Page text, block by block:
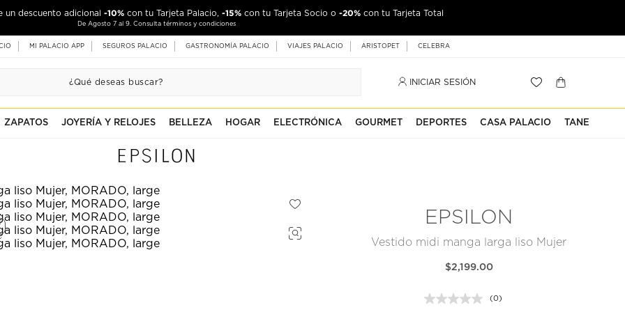
un descuento adicional -10% con tu Tarjeta Palacio, -15% con tu Tarjeta Socio o -20% con tu Tarjeta Total
De Agosto 7 al 9. Consulta términos y condiciones
MI PALACIO APP SEGUROS PALACIO GASTRONOMÍA PALACIO VIAJES PALACIO ARISTOPET CELEBRA
INICIAR SESIÓN
ZAPATOS JOYERÍA Y RELOJES BELLEZA HOGAR ELECTRÓNICA GOURMET DEPORTES CASA PALACIO TANE
EPSILON
Vestido midi manga larga liso Mujer
$2,199.00
Sin
(0)